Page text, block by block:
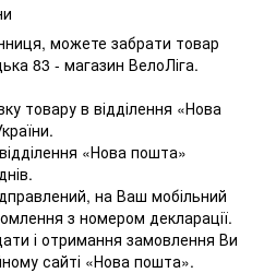
можете забрати товар
83 - магазин ВелоЛіга.
товару в відділення «Нова
«Нова пошта»
на Ваш мобільний
з номером декларації.
і отримання замовлення Ви
сайті «Нова пошта».